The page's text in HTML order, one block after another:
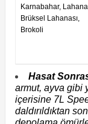
Karnabahar,
Brüksel Lahanası,
Brokoli
Hasat
armut, ayva gibi
içerisine 7L
daldırıldıktan